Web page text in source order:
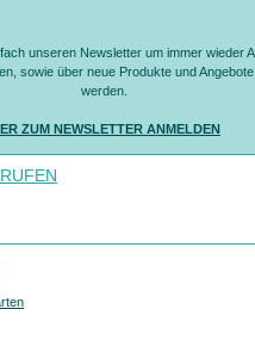
unseren Newsletter um immer wieder
sowie über neue Produkte und
werden.
ZUM NEWSLETTER ANMELDEN